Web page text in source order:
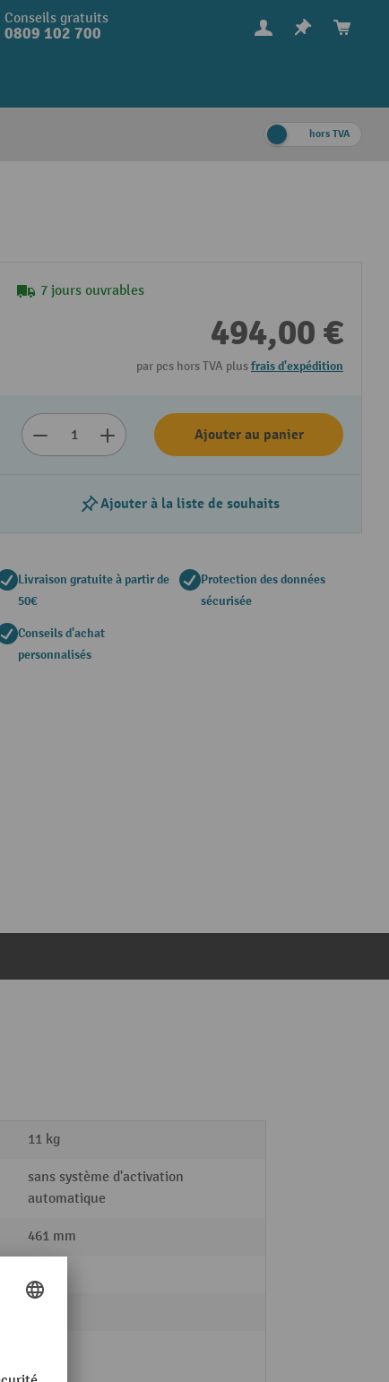
Conseils gratuits
0809 102 700
hors TVA
7 jours ouvrables
494,00 €
par pcs hors TVA plusfrais d'expédition
Ajouter au panier
Ajouter à la liste de souhaits
Livraison gratuite à partir de
50€
Protection des données
sécurisée
Conseils d'achat
personnalisés
11 kg
sans système d'activation
automatique
461 mm